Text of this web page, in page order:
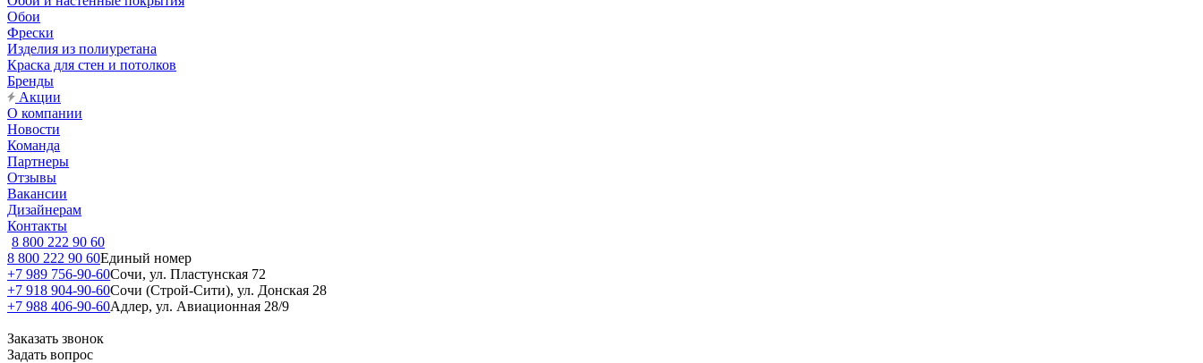
Обои
Фрески
Изделия из полиуретана
Краска для стен и потолков
Бренды
Акции
О компании
Новости
Команда
Партнеры
Отзывы
Вакансии
Дизайнерам
Контакты
8 800 222 90 60
8 800 222 90 60Единый номер
+7 989 756-90-60Сочи, ул. Пластунская 72
+7 918 904-90-60Сочи (Строй-Сити), ул. Донская 28
+7 988 406-90-60Адлер, ул. Авиационная 28/9
Заказать звонок
Задать вопрос